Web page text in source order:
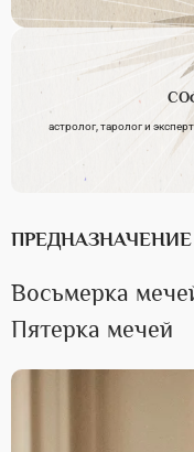
астролог, таролог и
ПРЕДНАЗНАЧЕНИЕ
Восьмерка
Пятерка мечей